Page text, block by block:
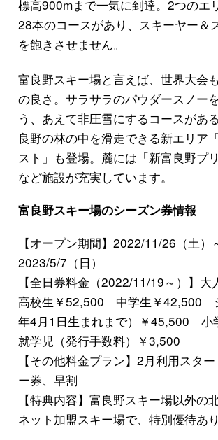
標高900mまで一気に到達。2つのエ
28本のコースがあり、スキーヤー＆
を飽きさせません。
富良野スキー場と言えば、世界大会
の良さ。サラサラのパウダースノー
う、あえて非圧雪にするコースがあ
良野の林の中を滑走できる新エリア
スト」も登場。麓には「新富良野プ
など施設が充実しています。
富良野スキー場のシーズン券情報
【オープン期間】2022/11/26（土）
2023/5/7（日）
【全日券料金（2022/11/19～）】
高校生￥52,500 中学生￥42,500
年4月1日生まれまで）￥45,500 小
就学児（発行手数料）￥3,500
【その他料金プラン】2月利用スタ
ー券、早割
【特典内容】富良野スキー場以外の
ネット加盟スキー場で、特別優待あり